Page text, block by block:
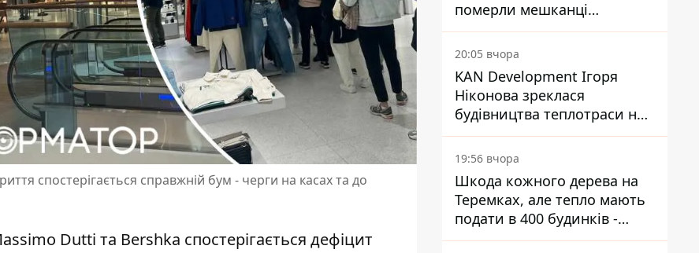
спостерігається справжній бум - черги на касах та до
Dutti та Bershka спостерігається дефіцит
померли мешканці
притулку для собак з
інвалідністю
20:05 вчора
KAN Development Ігоря
Ніконова зреклася
будівництва теплотраси на
Теремках
19:56 вчора
Шкода кожного дерева на
Теремках, але тепло мають
подати в 400 будинків -
депутатка Київради